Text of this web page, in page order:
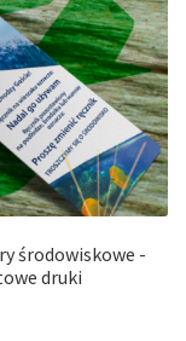
środowiskowe -
druki